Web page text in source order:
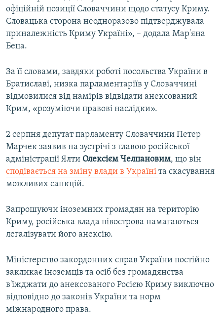
офіційній позиції Словаччини щодо статусу Криму.
Словацька сторона неодноразово підтверджувала
приналежність Криму Україні», – додала Мар'яна
Беца.
За її словами, завдяки роботі посольства України в
Братиславі, низка парламентаріїв у Словаччині
відмовилися від намірів відвідати анексований
Крим, «розуміючи правові наслідки».
2 серпня депутат парламенту Словаччини Петер
Марчек заявив на зустрічі з главою російської
адміністрації Ялти Олексієм Челпановим, що він
сподівається на зміну влади в Україні та скасування
можливих санкцій.
Запрошуючи іноземних громадян на територію
Криму, російська влада півострова намагаються
легалізувати його анексію.
Міністерство закордонних справ України постійно
закликає іноземців та осіб без громадянства
в'їжджати до анексованого Росією Криму виключно
відповідно до законів України та норм
міжнародного права.